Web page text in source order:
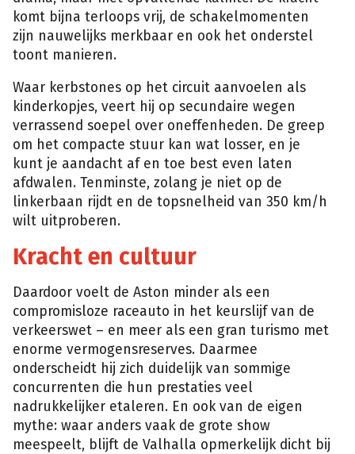
komt bijna terloops vrij, de schakelmomenten
zijn nauwelijks merkbaar en ook het onderstel
toont manieren.
Waar kerbstones op het circuit aanvoelen als
kinderkopjes, veert hij op secundaire wegen
verrassend soepel over oneffenheden. De greep
om het compacte stuur kan wat losser, en je
kunt je aandacht af en toe best even laten
afdwalen. Tenminste, zolang je niet op de
linkerbaan rijdt en de topsnelheid van 350 km/h
wilt uitproberen.
Kracht en cultuur
Daardoor voelt de Aston minder als een
compromisloze raceauto in het keurslijf van de
verkeerswet – en meer als een gran turismo met
enorme vermogensreserves. Daarmee
onderscheidt hij zich duidelijk van sommige
concurrenten die hun prestaties veel
nadrukkelijker etaleren. En ook van de eigen
mythe: waar anders vaak de grote show
meespeelt, blijft de Valhalla opmerkelijk dicht bij